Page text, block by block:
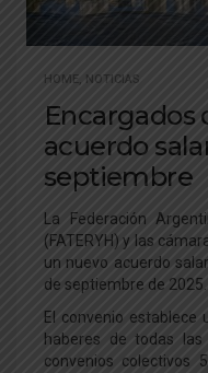
HOME, NOTICIAS
Encargados
acuerdo
septiembre
La Federación
(FATERYH) y las
un nuevo acuerdo
de septiembre de 2025.
El convenio establece
haberes de todas
convenios colectivos